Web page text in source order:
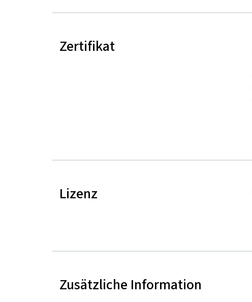
Zertifikat
Lizenz
Zusätzliche Information